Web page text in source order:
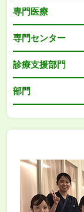
専門医療
専門センター
診療支援部門
部門